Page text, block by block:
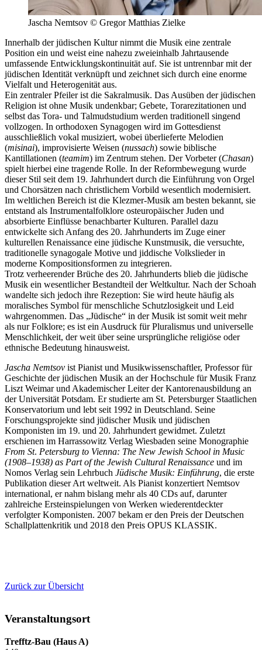
Jascha Nemtsov © Gregor Matthias Zielke
Innerhalb der jüdischen Kultur nimmt die Musik eine zentrale
Position ein und weist eine nahezu zweieinhalb Jahrtausende
umfassende Entwicklungskontinuität auf. Sie ist untrennbar mit der
jüdischen Identität verknüpft und zeichnet sich durch eine enorme
Vielfalt und Heterogenität aus.
Ein zentraler Pfeiler ist die Sakralmusik. Das Ausüben der jüdischen
Religion ist ohne Musik undenkbar; Gebete, Torarezitationen und
selbst das Tora- und Talmudstudium werden traditionell singend
vollzogen. In orthodoxen Synagogen wird im Gottesdienst
ausschließlich vokal musiziert, wobei überlieferte Melodien
(misinai), improvisierte Weisen (nussach) sowie biblische
Kantillationen (teamim) im Zentrum stehen. Der Vorbeter (Chasan)
spielt hierbei eine tragende Rolle. In der Reformbewegung wurde
dieser Stil seit dem 19. Jahrhundert durch die Einführung von Orgel
und Chorsätzen nach christlichem Vorbild wesentlich modernisiert.
Im weltlichen Bereich ist die Klezmer-Musik am besten bekannt, sie
entstand als Instrumentalfolklore osteuropäischer Juden und
absorbierte Einflüsse benachbarter Kulturen. Parallel dazu
entwickelte sich Anfang des 20. Jahrhunderts im Zuge einer
kulturellen Renaissance eine jüdische Kunstmusik, die versuchte,
traditionelle synagogale Motive und jiddische Volkslieder in
moderne Kompositionsformen zu integrieren.
Trotz verheerender Brüche des 20. Jahrhunderts blieb die jüdische
Musik ein wesentlicher Bestandteil der Weltkultur. Nach der Schoah
wandelte sich jedoch ihre Rezeption: Sie wird heute häufig als
moralisches Symbol für menschliche Schutzlosigkeit und Leid
wahrgenommen. Das „Jüdische“ in der Musik ist somit weit mehr
als nur Folklore; es ist ein Ausdruck für Pluralismus und universelle
Menschlichkeit, der weit über seine ursprüngliche religiöse oder
ethnische Bedeutung hinausweist.
Jascha Nemtsov ist Pianist und Musikwissenschaftler, Professor für
Geschichte der jüdischen Musik an der Hochschule für Musik Franz
Liszt Weimar und Akademischer Leiter der Kantorenausbildung an
der Universität Potsdam. Er studierte am St. Petersburger Staatlichen
Konservatorium und lebt seit 1992 in Deutschland. Seine
Forschungsprojekte sind jüdischer Musik und jüdischen
Komponisten im 19. und 20. Jahrhundert gewidmet. Zuletzt
erschienen im Harrassowitz Verlag Wiesbaden seine Monographie
From St. Petersburg to Vienna: The New Jewish School in Music
(1908–1938) as Part of the Jewish Cultural Renaissance und im
Nomos Verlag sein Lehrbuch Jüdische Musik: Einführung, die erste
Publikation dieser Art weltweit. Als Pianist konzertiert Nemtsov
international, er nahm bislang mehr als 40 CDs auf, darunter
zahlreiche Ersteinspielungen von Werken wiederentdeckter
verfolgter Komponisten. 2007 bekam er den Preis der Deutschen
Schallplattenkritik und 2018 den Preis OPUS KLASSIK.
Zurück zur Übersicht
Veranstaltungsort
Trefftz-Bau (Haus A)